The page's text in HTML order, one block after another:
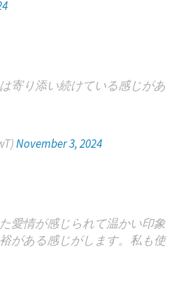
寄り添い続けている感じがあ
November 3, 2024
愛情が感じられて温かい印象
がある感じがします。私も使